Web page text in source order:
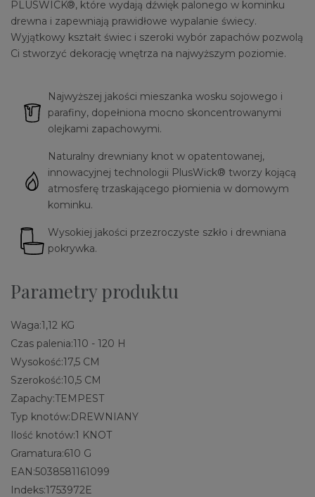
PLUSWICK®, które wydają dźwięk palonego w kominku
drewna i zapewniają prawidłowe wypalanie świecy.
Wyjątkowy kształt świec i szeroki wybór zapachów pozwolą
Ci stworzyć dekorację wnętrza na najwyższym poziomie.
Najwyższej jakości mieszanka wosku sojowego i
parafiny, dopełniona mocno skoncentrowanymi
olejkami zapachowymi.
Naturalny drewniany knot w opatentowanej,
innowacyjnej technologii PlusWick® tworzy kojącą
atmosferę trzaskającego płomienia w domowym
kominku.
Wysokiej jakości przezroczyste szkło i drewniana
pokrywka.
Parametry produktu
Waga:1,12 KG
Czas palenia:110 - 120 H
Wysokość:17,5 CM
Szerokość:10,5 CM
Zapachy:TEMPEST
Typ knotów:DREWNIANY
Ilość knotów:1 KNOT
Gramatura:610 G
EAN:5038581161099
Indeks:1753972E